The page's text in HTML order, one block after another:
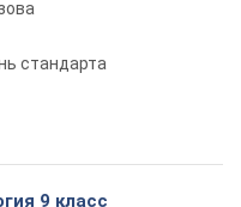
стандарта
9 класс